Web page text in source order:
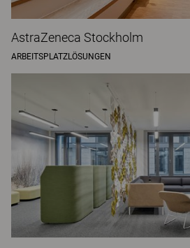
AstraZeneca Stockholm
ARBEITSPLATZLÖSUNGEN